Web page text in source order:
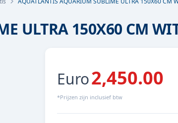
ULTRA 150X60 CM
Euro2,450.00
*Prijzen zijn inclusief btw